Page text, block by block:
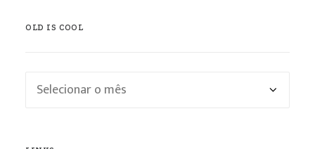
OLD IS COOL
Old